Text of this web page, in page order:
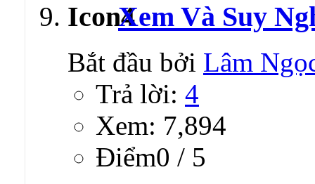
Xem Và Suy
Bắt đầu bởi Lâm
Trả lời: 4
Xem: 7,894
Ðiểm0 / 5